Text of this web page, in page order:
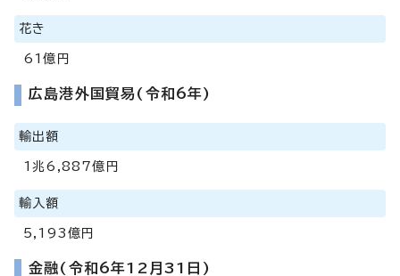
花き
61億円
広島港外国貿易(令和6年)
輸出額
1兆6,887億円
輸入額
5,193億円
金融(令和6年12月31日)